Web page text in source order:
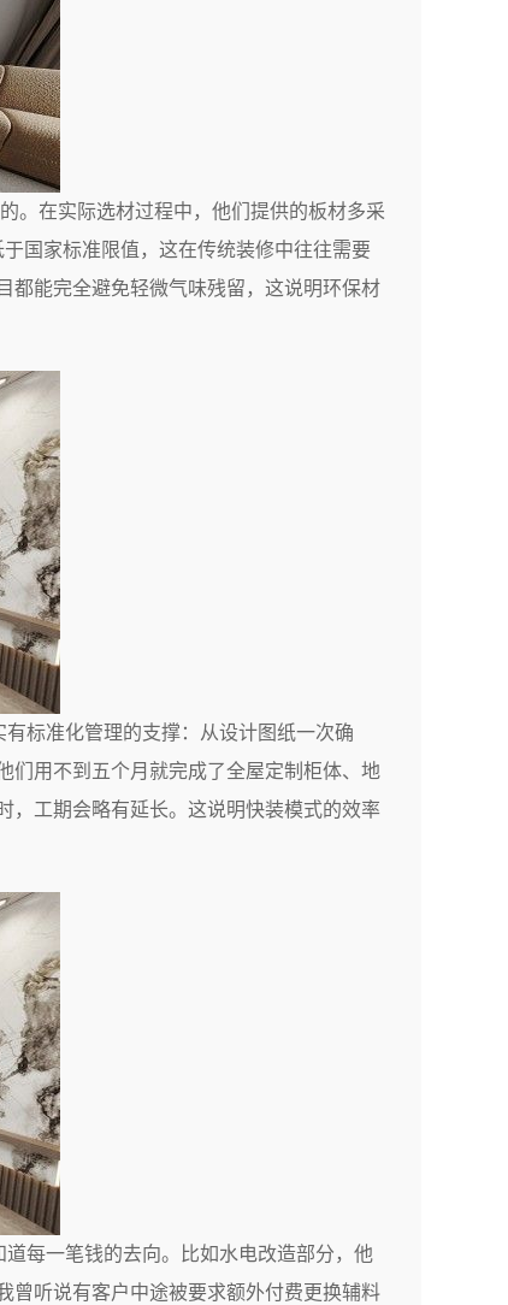
。在实际选材过程中，他们提供的板材多采
国家标准限值，这在传统装修中往往需要
都能完全避免轻微气味残留，这说明环保材
标准化管理的支撑：从设计图纸一次确
用不到五个月就完成了全屋定制柜体、地
，工期会略有延长。这说明快装模式的效率
每一笔钱的去向。比如水电改造部分，他
曾听说有客户中途被要求额外付费更换辅料